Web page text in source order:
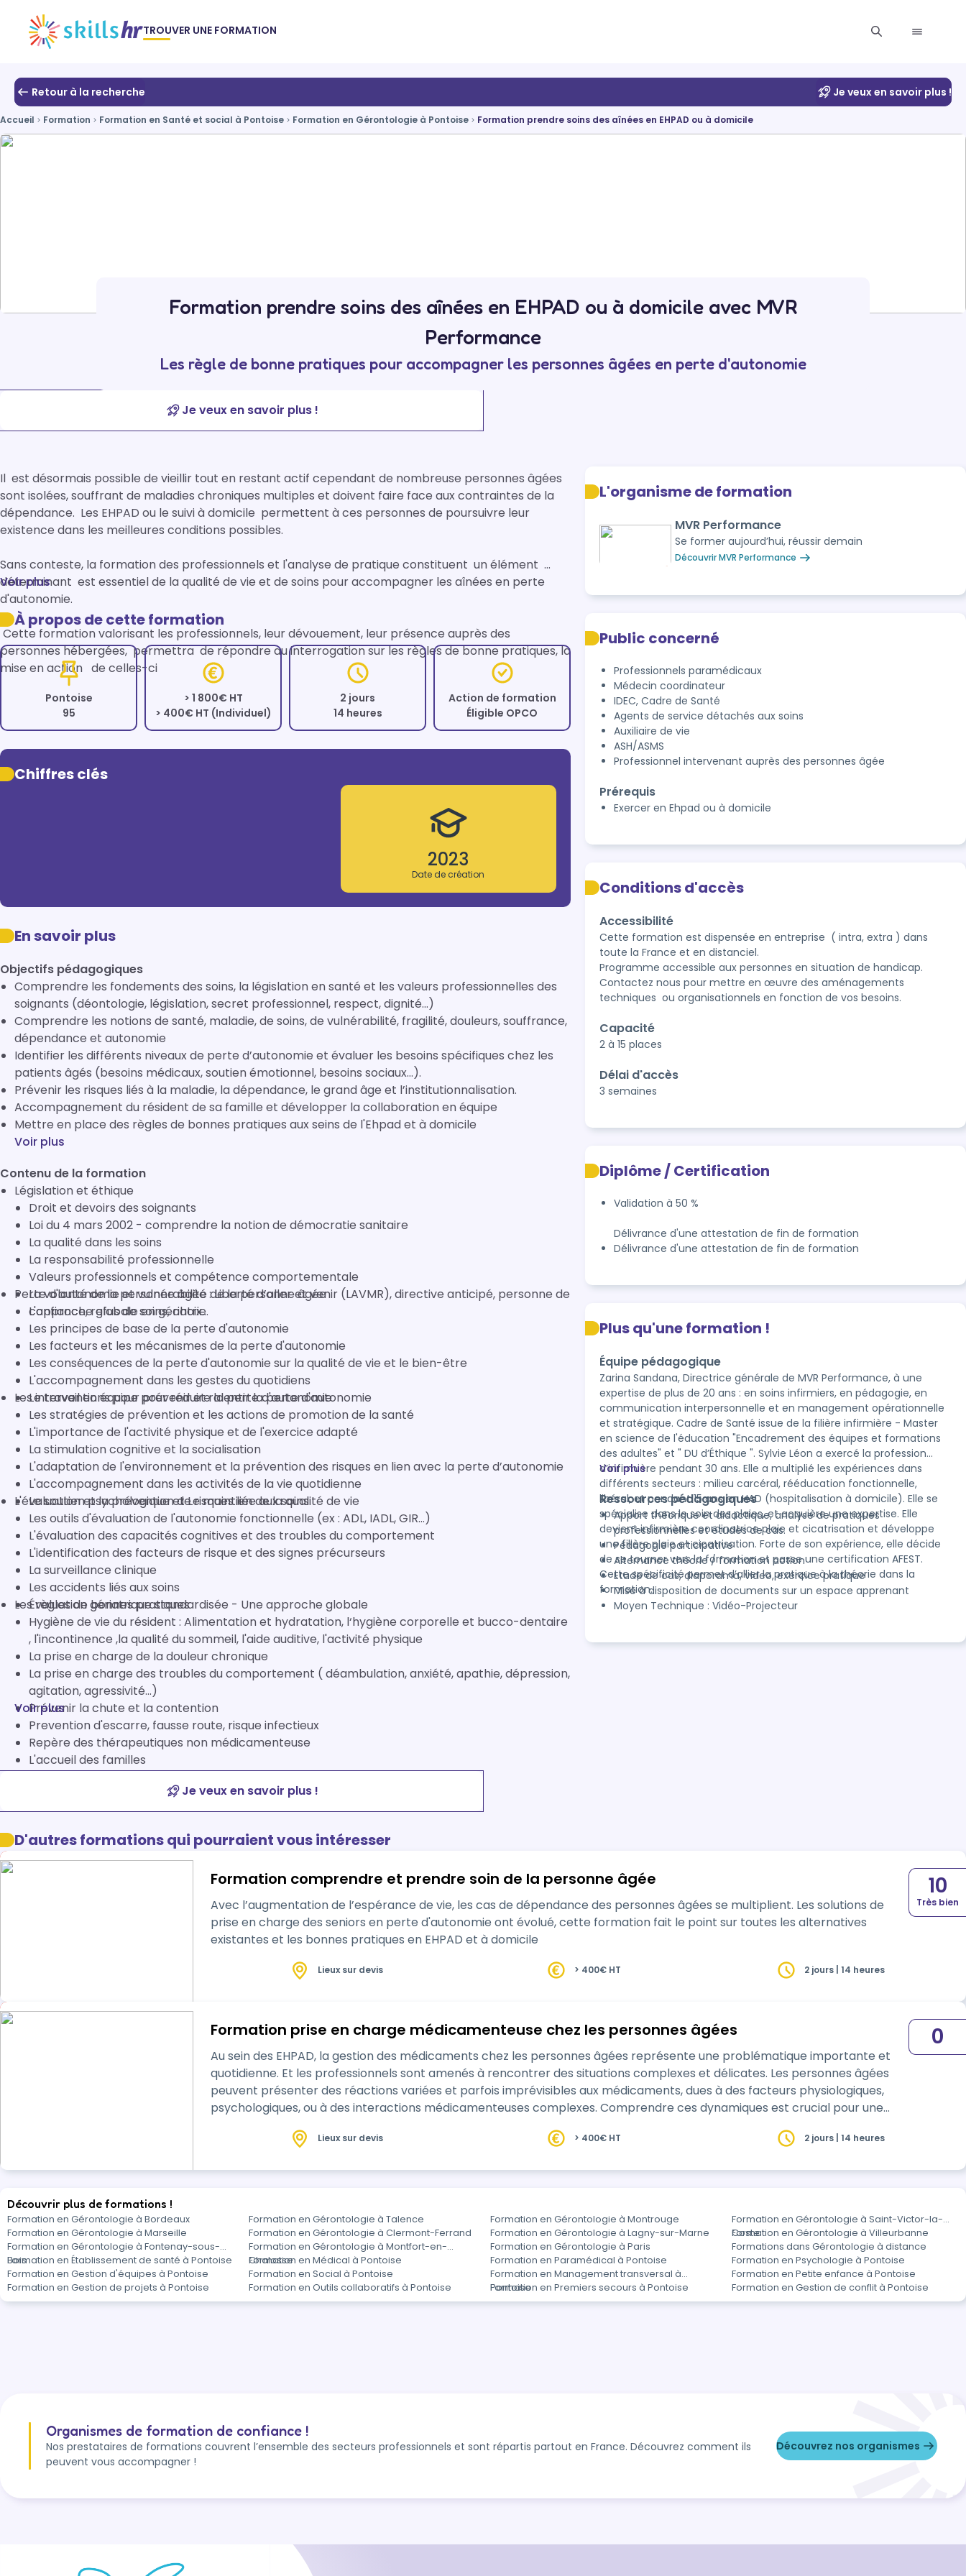
TROUVER UNE FORMATION
Retour à la recherche Je veux en savoir plus !
Accueil Formation Formation en Santé et social à Pontoise Formation en Gérontologie à Pontoise Formation prendre soins des aînées en EHPAD ou à domicile
Formation prendre soins des aînées en EHPAD ou à domicile avec MVR
Performance
Les règle de bonne pratiques pour accompagner les personnes âgées en perte d'autonomie
Je veux en savoir plus !
Il  est désormais possible de vieillir tout en restant actif cependant de nombreuse personnes âgées
sont isolées, souffrant de maladies chroniques multiples et doivent faire face aux contraintes de la
dépendance.  Les EHPAD ou le suivi à domicile  permettent à ces personnes de poursuivre leur
existence dans les meilleures conditions possibles.
Sans conteste, la formation des professionnels et l'analyse de pratique constituent  un élément
déterminant  est essentiel de la qualité de vie et de soins pour accompagner les aînées en perte
d'autonomie.
Cette formation valorisant les professionnels, leur dévouement, leur présence auprès des
personnes hébergées,  permettra  de répondre au interrogation sur les règles de bonne pratiques, la
Voir plus
À propos de cette formation
Pontoise
95
> 1 800€ HT
> 400€ HT (Individuel)
2 jours
14 heures
Action de formation
Éligible OPCO
Chiffres clés
2023
Date de création
En savoir plus
Objectifs pédagogiques
Comprendre les fondements des soins, la législation en santé et les valeurs professionnelles des
soignants (déontologie, législation, secret professionnel, respect, dignité…)
Comprendre les notions de santé, maladie, de soins, de vulnérabilité, fragilité, douleurs, souffrance,
dépendance et autonomie
Identifier les différents niveaux de perte d’autonomie et évaluer les besoins spécifiques chez les
patients âgés (besoins médicaux, soutien émotionnel, besoins sociaux…).
Prévenir les risques liés à la maladie, la dépendance, le grand âge et l’institutionnalisation.
Accompagnement du résident de sa famille et développer la collaboration en équipe
Mettre en place des règles de bonnes pratiques aux seins de l'Ehpad et à domicile
Voir plus
Contenu de la formation
Législation et éthique
Droit et devoirs des soignants
Loi du 4 mars 2002 - comprendre la notion de démocratie sanitaire
La qualité dans les soins
La responsabilité professionnelle
Valeurs professionnels et compétence comportementale
La volonté de la personne âgée : Liberté d’aller et venir (LAVMR), directive anticipé, personne de
confiance, refus de soins, choix...
Perte d'autonomie et vulnérabilité de la personne âgée
L'approche globale en gériatrie
Les principes de base de la perte d'autonomie
Les facteurs et les mécanismes de la perte d'autonomie
Les conséquences de la perte d'autonomie sur la qualité de vie et le bien-être
L'accompagnement dans les gestes du quotidiens
Le travail en équipe pour réduire la perte d'autonomie
Les interventions pour prévenir et ralentir la perte d'autonomie
Les stratégies de prévention et les actions de promotion de la santé
L'importance de l'activité physique et de l'exercice adapté
La stimulation cognitive et la socialisation
L'adaptation de l'environnement et la prévention des risques en lien avec la perte d’autonomie
L'accompagnement dans les activités de la vie quotidienne
Le soutien psychologique et Le maintien de la qualité de vie
L'évaluation et la prévention de risques liée aux soins
Les outils d'évaluation de l'autonomie fonctionnelle (ex : ADL, IADL, GIR…)
L'évaluation des capacités cognitives et des troubles du comportement
L'identification des facteurs de risque et des signes précurseurs
La surveillance clinique
Les accidents liés aux soins
Évaluation gériatrique standardisée - Une approche globale
Les règles de bonnes pratiques
Hygiène de vie du résident : Alimentation et hydratation, l‘hygiène corporelle et bucco-dentaire
, l'incontinence ,la qualité du sommeil, l'aide auditive, l'activité physique
La prise en charge de la douleur chronique
La prise en charge des troubles du comportement ( déambulation, anxiété, apathie, dépression,
agitation, agressivité...)
Prévenir la chute et la contention
Prevention d'escarre, fausse route, risque infectieux
Repère des thérapeutiques non médicamenteuse
L'accueil des familles
Voir plus
L'organisme de formation
MVR Performance
Se former aujourd’hui, réussir demain
Découvrir MVR Performance
Public concerné
Professionnels paramédicaux
Médecin coordinateur
IDEC, Cadre de Santé
Agents de service détachés aux soins
Auxiliaire de vie
ASH/ASMS
Professionnel intervenant auprès des personnes âgée
Prérequis
Exercer en Ehpad ou à domicile
Conditions d'accès
Accessibilité
Cette formation est dispensée en entreprise  ( intra, extra ) dans
toute la France et en distanciel.
Programme accessible aux personnes en situation de handicap.
Contactez nous pour mettre en œuvre des aménagements
techniques  ou organisationnels en fonction de vos besoins.
Capacité
2 à 15 places
Délai d'accès
3 semaines
Diplôme / Certification
Validation à 50 %
Délivrance d'une attestation de fin de formation
Délivrance d'une attestation de fin de formation
Plus qu'une formation !
Équipe pédagogique
Zarina Sandana, Directrice générale de MVR Performance, à une
expertise de plus de 20 ans : en soins infirmiers, en pédagogie, en
communication interpersonnelle et en management opérationnelle
et stratégique. Cadre de Santé issue de la filière infirmière - Master
en science de l'éducation "Encadrement des équipes et formations
des adultes" et " DU d’Éthique ". Sylvie Léon a exercé la profession
d’infirmière pendant 30 ans. Elle a multiplié les expériences dans
différents secteurs : milieu carcéral, rééducation fonctionnelle,
libéral, et pendant 15 ans en HAD (hospitalisation à domicile). Elle se
spécialise dans le soin des plaies, et acquière une expertise. Elle
devient infirmière coordinatrice plaie et cicatrisation et développe
une filière plaie et cicatrisation. Forte de son expérience, elle décide
de se tourner vers la formation et passe une certification AFEST.
Cette spécificité permet d’allier la pratique à la théorie dans la
formation.
Voir plus
Ressources pédagogiques
Apport théorique et didactique, analyse de pratiques
professionnelles et études de cas.
Pédagogie participative
Alternance théorie / formation action
Etude de cas, diaporama, video, exercice pratique
Mise à disposition de documents sur un espace apprenant
Moyen Technique : Vidéo-Projecteur
Je veux en savoir plus !
D'autres formations qui pourraient vous intéresser
Formation comprendre et prendre soin de la personne âgée
Avec l’augmentation de l’espérance de vie, les cas de dépendance des personnes âgées se multiplient. Les solutions de
prise en charge des seniors en perte d'autonomie ont évolué, cette formation fait le point sur toutes les alternatives
existantes et les bonnes pratiques en EHPAD et à domicile
10
Très bien
Lieux sur devis > 400€ HT 2 jours | 14 heures
Formation prise en charge médicamenteuse chez les personnes âgées
Au sein des EHPAD, la gestion des médicaments chez les personnes âgées représente une problématique importante et
quotidienne. Et les professionnels sont amenés à rencontrer des situations complexes et délicates. Les personnes âgées
peuvent présenter des réactions variées et parfois imprévisibles aux médicaments, dues à des facteurs physiologiques,
psychologiques, ou à des interactions médicamenteuses complexes. Comprendre ces dynamiques est crucial pour une
0
Lieux sur devis > 400€ HT 2 jours | 14 heures
Découvrir plus de formations !
Formation en Gérontologie à Bordeaux Formation en Gérontologie à Talence Formation en Gérontologie à Montrouge
Formation en Gérontologie à Saint-Victor-la-
Coste
Formation en Gérontologie à Marseille Formation en Gérontologie à Clermont-Ferrand Formation en Gérontologie à Lagny-sur-Marne
Formation en Gérontologie à Villeurbanne
Formation en Gérontologie à Fontenay-sous-
Bois
Formation en Gérontologie à Montfort-en-
Chalosse
Formation en Gérontologie à Paris
Formations dans Gérontologie à distance
Formation en Établissement de santé à Pontoise
Formation en Médical à Pontoise Formation en Paramédical à Pontoise
Formation en Psychologie à Pontoise
Formation en Gestion d'équipes à Pontoise
Formation en Social à Pontoise
Formation en Management transversal à
Pontoise
Formation en Petite enfance à Pontoise
Formation en Gestion de projets à Pontoise
Formation en Outils collaboratifs à Pontoise Formation en Premiers secours à Pontoise Formation en Gestion de conflit à Pontoise
Organismes de formation de confiance !
Nos prestataires de formations couvrent l’ensemble des secteurs professionnels et sont répartis partout en France. Découvrez comment ils
peuvent vous accompagner !
Découvrez nos organismes